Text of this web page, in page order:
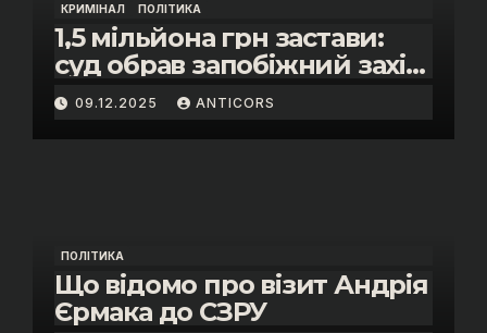
КРИМІНАЛ ПОЛІТИКА
1,5 мільйона грн застави:
суд обрав запобіжний захід
помічнику нардепки Анни
Скороход у справі про
«санкційний підкуп»
09.12.2025 ANTICORS
ПОЛІТИКА
Що відомо про візит Андрія
Єрмака до СЗРУ